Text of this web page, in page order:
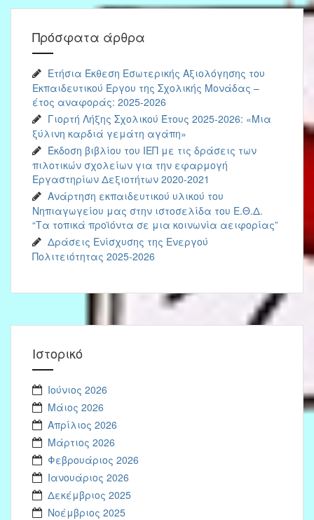
Πρόσφατα άρθρα
Ετήσια Έκθεση Εσωτερικής Αξιολόγησης του
Εκπαιδευτικού Έργου της Σχολικής Μονάδας –
έτος αναφοράς: 2025-2026
Γιορτή Λήξης Σχολικού Έτους 2025-2026: «Μια
ξύλινη καρδιά γεμάτη αγάπη»
Έκδοση βιβλίου του ΙΕΠ με τις δράσεις των
πιλοτικών σχολείων για την εφαρμογή
Εργαστηρίων Δεξιοτήτων 2020-2021
Ανάρτηση εκπαιδευτικού υλικού του
Νηπιαγωγείου μας στην ιστοσελίδα του Ε.Θ.Δ.
“Τα τοπικά προϊόντα σε μια κοινωνία αειφορίας”
Δράσεις Ενίσχυσης της Ενεργού
Πολιτειότητας 2025-2026
Ιστορικό
Ιούνιος 2026
Μάιος 2026
Απρίλιος 2026
Μάρτιος 2026
Φεβρουάριος 2026
Ιανουάριος 2026
Δεκέμβριος 2025
Νοέμβριος 2025